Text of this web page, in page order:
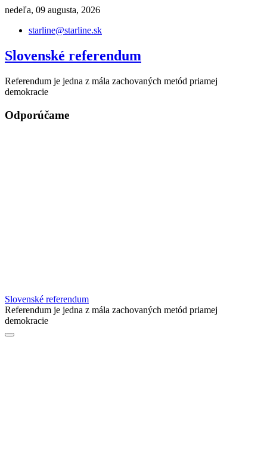
Skip
content
nedeľa, 09 augusta, 2026
starline@starline.sk
Slovenské referendum
Referendum je jedna z mála zachovaných metód priamej
demokracie
Odporúčame
Slovenské referendum
Referendum je jedna z mála zachovaných metód priamej
demokracie